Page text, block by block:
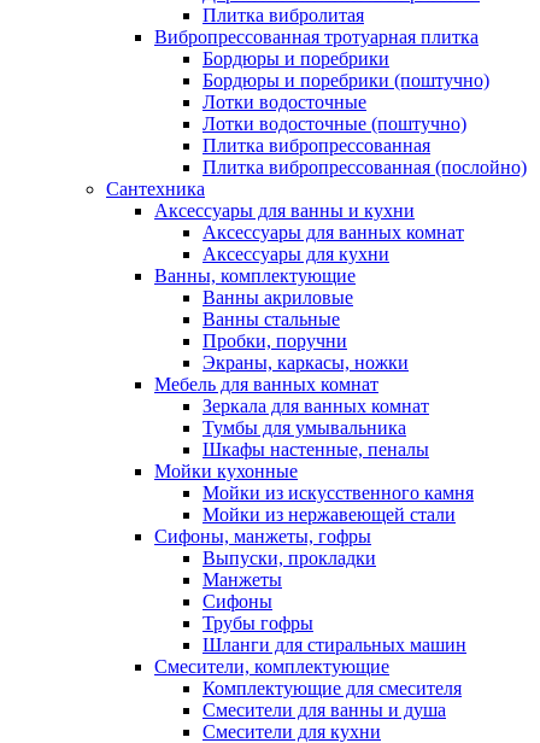
Плитка вибролитая
Вибропрессованная тротуарная плитка
Бордюры и поребрики
Бордюры и поребрики (поштучно)
Лотки водосточные
Лотки водосточные (поштучно)
Плитка вибропрессованная
Плитка вибропрессованная (послойно)
Сантехника
Аксессуары для ванны и кухни
Аксессуары для ванных комнат
Аксессуары для кухни
Ванны, комплектующие
Ванны акриловые
Ванны стальные
Пробки, поручни
Экраны, каркасы, ножки
Мебель для ванных комнат
Зеркала для ванных комнат
Тумбы для умывальника
Шкафы настенные, пеналы
Мойки кухонные
Мойки из искусственного камня
Мойки из нержавеющей стали
Сифоны, манжеты, гофры
Выпуски, прокладки
Манжеты
Сифоны
Трубы гофры
Шланги для стиральных машин
Смесители, комплектующие
Комплектующие для смесителя
Смесители для ванны и душа
Смесители для кухни